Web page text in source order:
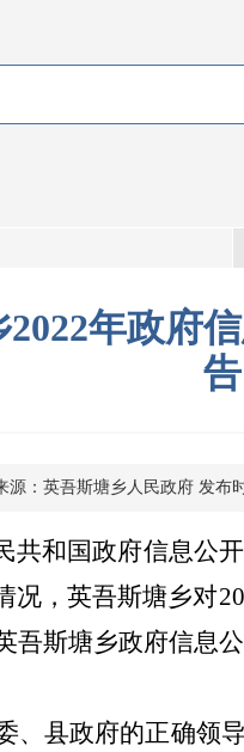
年政府
告
源：英吾斯塘乡人民政府 发布
共和国政府信息公
况，英吾斯塘乡对
吾斯塘乡政府信息
、县政府的正确领